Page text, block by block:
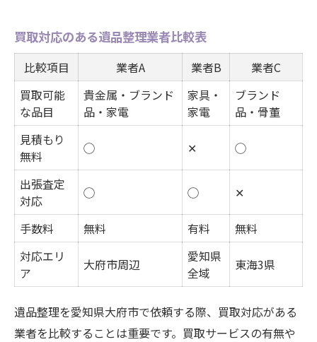
買取対応のある遺品整理業者比較表
比較項目 業者A 業者B
業者C
買取可能
な品目
貴金属・ブランド
品・家電
家具・
家電
ブランド
品・骨董
見積もり
無料
◯ ✕ ◯
出張査定
対応
◯ ◯ ✕
手数料 無料 有料
無料
対応エリ
ア
大府市周辺
愛知県
全域
東海3県
遺品整理を愛知県大府市で依頼する際、買取対応がある
業者を比較することは重要です。買取サービスの有無や